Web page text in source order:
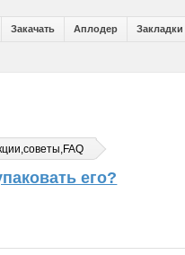
Закачать Аплодер Закладки
его?